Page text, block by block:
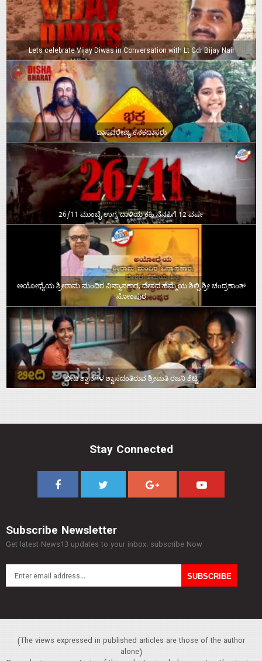
Lets celebrate Vijay Diwas in Conversation with Lt Cdr Bijay Nair
ದಾಸವರೇಣ್ಯ ಕನಕದಾಸರು
26/11 ಮುಂಬೈ ಉಗ್ರ ದಾಳಿಯ ಕಹಿ ನೆನಪಿಗೆ 12 ವರ್ಷ
ಅಯೋಧ್ಯೆಯ ಶ್ರೀರಾಮ ಮಂದಿರ ವಿನ್ಯಾಸಕಾರ, ದೇಶದ ಹೆಮ್ಮೆಯ ಶಿಲ್ಪಿ ಶ್ರೀ ಚಂದ್ರಕಾಂತ್‌
ಸೋಂಪುರ
ಬೀದಿ ಶ್ವಾನಗಳ ಶ್ವಾಸದಂತಿರುವ ಶ್ರೀಮತಿ ರಜನಿ ಶೆಟ್ಟಿ
Stay Connected
Subscribe Newsletter
Get latest News13 updates to your inbox. subscribe Now
(The views expressed in published articles are those of the author
alone)